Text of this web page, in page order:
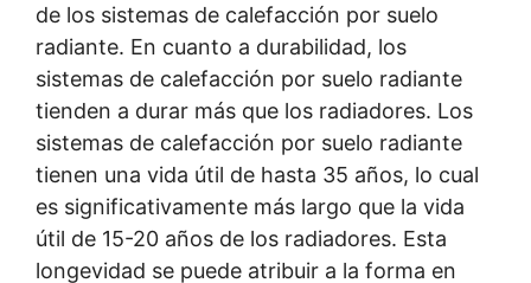
de los sistemas de calefacción por suelo
radiante. En cuanto a durabilidad, los
sistemas de calefacción por suelo radiante
tienden a durar más que los radiadores. Los
sistemas de calefacción por suelo radiante
tienen una vida útil de hasta 35 años, lo cual
es significativamente más largo que la vida
útil de 15-20 años de los radiadores. Esta
longevidad se puede atribuir a la forma en